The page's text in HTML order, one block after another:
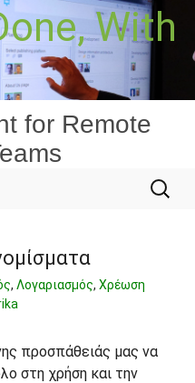
With
for Remote
για:
, Λογαριασμός, Χρέωση
προσπάθειάς μας να
στη χρήση και την